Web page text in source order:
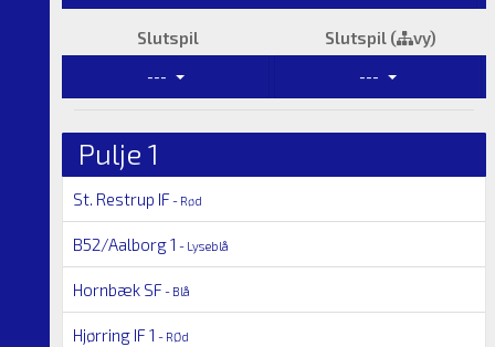
Slutspil Slutspil ( vy)
--- ---
Pulje 1
St. Restrup IF - Rød
B52/Aalborg 1 - Lyseblå
Hornbæk SF - Blå
Hjørring IF 1 - RØd